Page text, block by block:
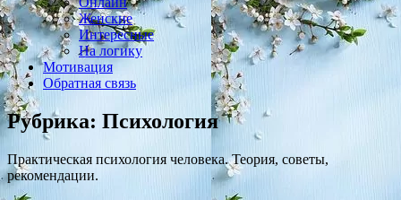
Женские
Интересные
На логику
Мотивация
Обратная связь
Рубрика: Психология
Практическая психология человека. Теория, советы,
рекомендации.